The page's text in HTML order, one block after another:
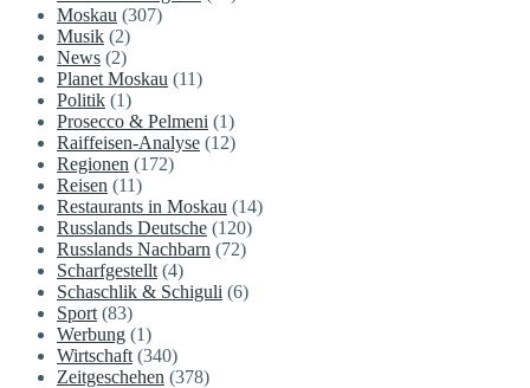
Moskau (307)
Musik (2)
News (2)
Planet Moskau (11)
Politik (1)
Prosecco & Pelmeni (1)
Raiffeisen-Analyse (12)
Regionen (172)
Reisen (11)
Restaurants in Moskau (14)
Russlands Deutsche (120)
Russlands Nachbarn (72)
Scharfgestellt (4)
Schaschlik & Schiguli (6)
Sport (83)
Werbung (1)
Wirtschaft (340)
Zeitgeschehen (378)